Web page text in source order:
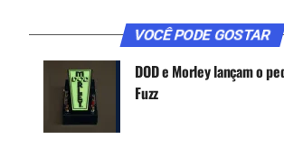
CONTINUE ACOMPANHANDO
Receba novas matérias do Música &
WhatsApp e no Google News.
VOCÊ PODE GOSTAR
DOD e Morley lançam o
Fuzz